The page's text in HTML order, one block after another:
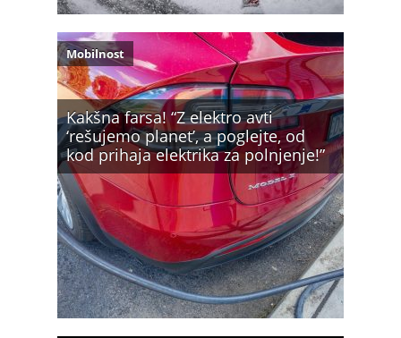
Kakšna farsa! “Z elektro avti
‘rešujemo planet’, a poglejte, od
kod prihaja elektrika za polnjenje!”
Mobilnost